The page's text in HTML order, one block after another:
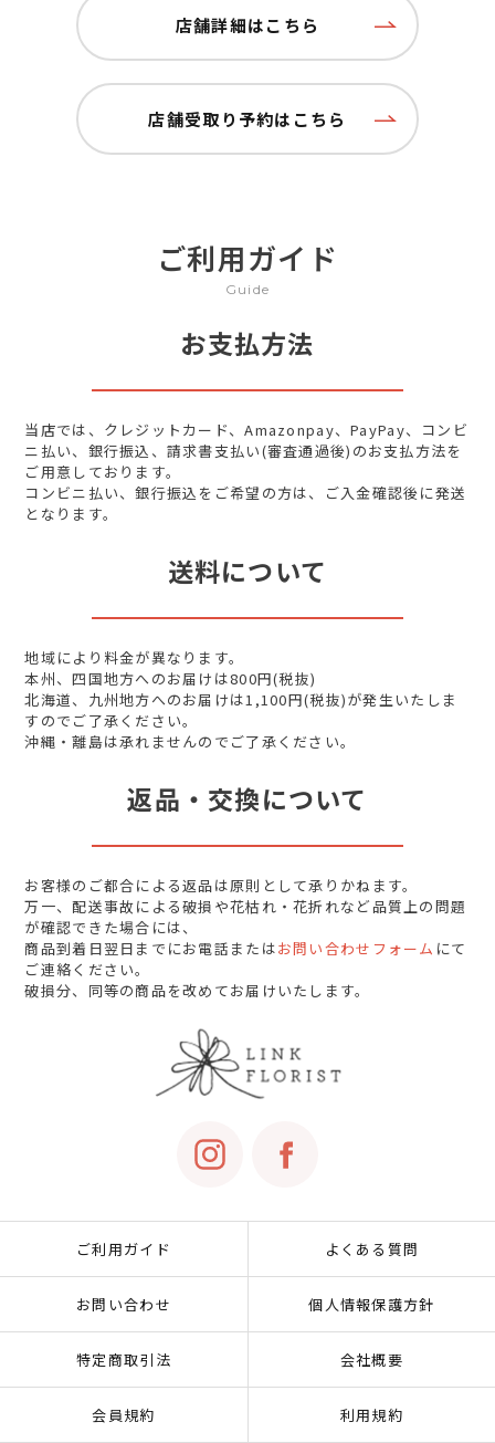
店舗詳細はこちら
店舗受取り予約はこちら
ご利用ガイド
Guide
お支払方法
当店では、クレジットカード、Amazonpay、PayPay、コンビ
ニ払い、銀行振込、請求書支払い(審査通過後)のお支払方法を
ご用意しております。
コンビニ払い、銀行振込をご希望の方は、ご入金確認後に発送
となります。
送料について
地域により料金が異なります。
本州、四国地方へのお届けは800円(税抜)
北海道、九州地方へのお届けは1,100円(税抜)が発生いたしま
すのでご了承ください。
沖縄・離島は承れませんのでご了承ください。
返品・交換について
お客様のご都合による返品は原則として承りかねます。
万一、配送事故による破損や花枯れ・花折れなど品質上の問題
が確認できた場合には、
商品到着日翌日までにお電話またはお問い合わせフォーム にて
ご連絡ください。
破損分、同等の商品を改めてお届けいたします。
ご利用ガイド よくある質問
お問い合わせ 個人情報保護方針
特定商取引法 会社概要
会員規約 利用規約